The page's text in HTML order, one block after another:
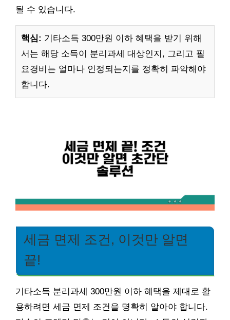
될 수 있습니다.
핵심: 기타소득 300만원 이하 혜택을 받기 위해
서는 해당 소득이 분리과세 대상인지, 그리고 필
요경비는 얼마나 인정되는지를 정확히 파악해야
합니다.
세금 면제 조건, 이것만 알면
끝!
기타소득 분리과세 300만원 이하 혜택을 제대로 활
용하려면 세금 면제 조건을 명확히 알아야 합니다.